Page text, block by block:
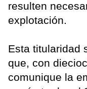
resulten
explotación.
Esta titularidad
que, con
comunique la